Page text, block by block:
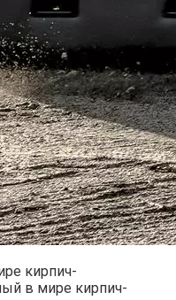
кирпич-
в мире кирпич-